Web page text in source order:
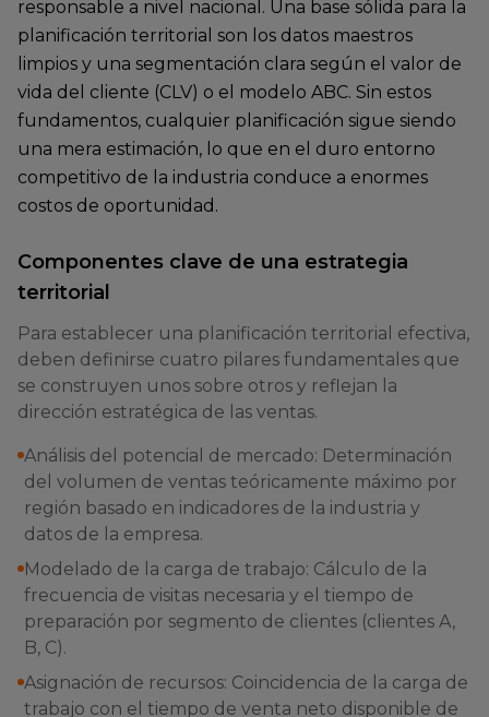
responsable a nivel nacional. Una base sólida para la
planificación territorial son los datos maestros
limpios y una segmentación clara según el valor de
vida del cliente (CLV) o el modelo ABC. Sin estos
fundamentos, cualquier planificación sigue siendo
una mera estimación, lo que en el duro entorno
competitivo de la industria conduce a enormes
costos de oportunidad.
Componentes clave de una estrategia
territorial
Para establecer una planificación territorial efectiva,
deben definirse cuatro pilares fundamentales que
se construyen unos sobre otros y reflejan la
dirección estratégica de las ventas.
Análisis del potencial de mercado: Determinación
del volumen de ventas teóricamente máximo por
región basado en indicadores de la industria y
datos de la empresa.
Modelado de la carga de trabajo: Cálculo de la
frecuencia de visitas necesaria y el tiempo de
preparación por segmento de clientes (clientes A,
B, C).
Asignación de recursos: Coincidencia de la carga de
trabajo con el tiempo de venta neto disponible de